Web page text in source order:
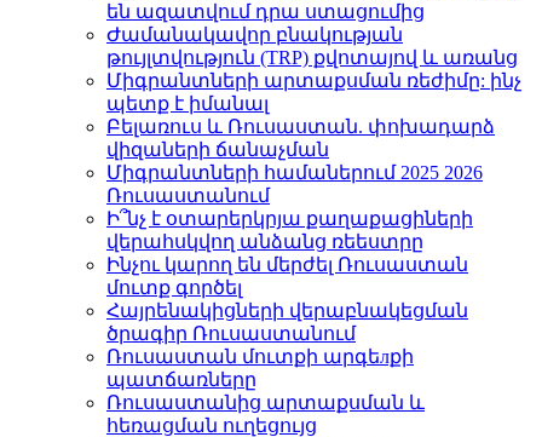
են ազատվում դրա ստացումից
Ժամանակավոր բնակության
թույլտվություն (TRP) քվոտայով և առանց
Միգրանտների արտաքսման ռեժիմը: ինչ
պետք է իմանալ
Բելառուս և Ռուսաստան. փոխադարձ
վիզաների ճանաչման
Միգրանտների համաներում 2025 2026
Ռուսաստանում
Ի՞նչ է օտարերկրյա քաղաքացիների
վերահսկվող անձանց ռեեստրը
Ինչու կարող են մերժել Ռուսաստան
մուտք գործել
Հայրենակիցների վերաբնակեցման
ծրագիր Ռուսաստանում
Ռուսաստան մուտքի արգեлքի
պատճառները
Ռուսաստանից արտաքսման և
հեռացման ուղեցույց